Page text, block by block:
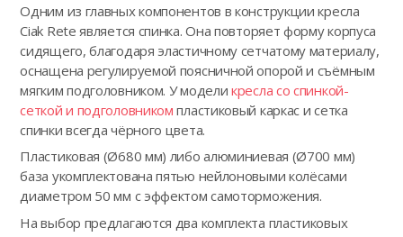
Одним из главных компонентов в конструкции кресла
Ciak Rete является спинка. Она повторяет форму корпуса
сидящего, благодаря эластичному сетчатому материалу,
оснащена регулируемой поясничной опорой и съёмным
мягким подголовником. У моделикресла со спинкой-
сеткой и подголовником пластиковый каркас и сетка
спинки всегда чёрного цвета.
Пластиковая (Ø680 мм) либо алюминиевая (Ø700 мм)
база укомплектована пятью нейлоновыми колёсами
диаметром 50 мм с эффектом самоторможения.
На выбор предлагаются два комплекта пластиковых